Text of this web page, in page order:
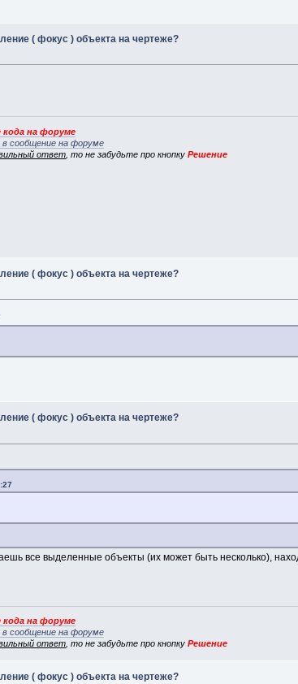
( фокус ) объекта на чертеже?
на форуме
в сообщение на форуме
ответ , то не забудьте про кнопкуРешение
( фокус ) объекта на чертеже?
( фокус ) объекта на чертеже?
все выделенные объекты (их может быть несколько),
на форуме
в сообщение на форуме
ответ, то не забудьте про кнопкуРешение
( фокус ) объекта на чертеже?